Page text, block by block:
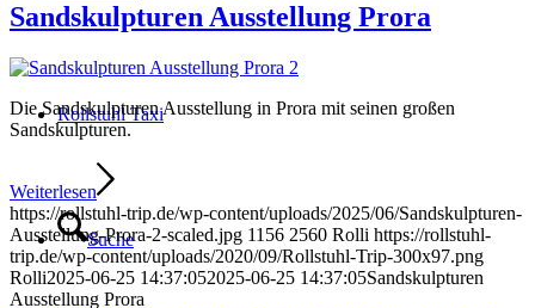
Rollstuhl Taxi
Suche
Sandskulpturen Ausstellung Prora
Die Sandskulpturen Ausstellung in Prora mit seinen großen
Sandskulpturen.
Weiterlesen
https://rollstuhl-trip.de/wp-content/uploads/2025/06/Sandskulpturen-
Ausstellung-Prora-2-scaled.jpg 1156 2560 Rolli https://rollstuhl-
trip.de/wp-content/uploads/2020/09/Rollstuhl-Trip-300x97.png
Rolli2025-06-25 14:37:052025-06-25 14:37:05Sandskulpturen
Ausstellung Prora